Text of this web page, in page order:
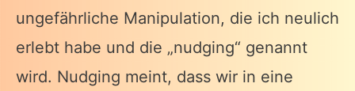
ungefährliche Manipulation, die ich neulich
erlebt habe und die „nudging“ genannt
wird. Nudging meint, dass wir in eine